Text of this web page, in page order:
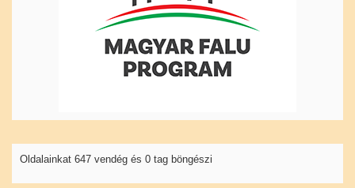
Oldalainkat 647 vendég és 0 tag böngészi